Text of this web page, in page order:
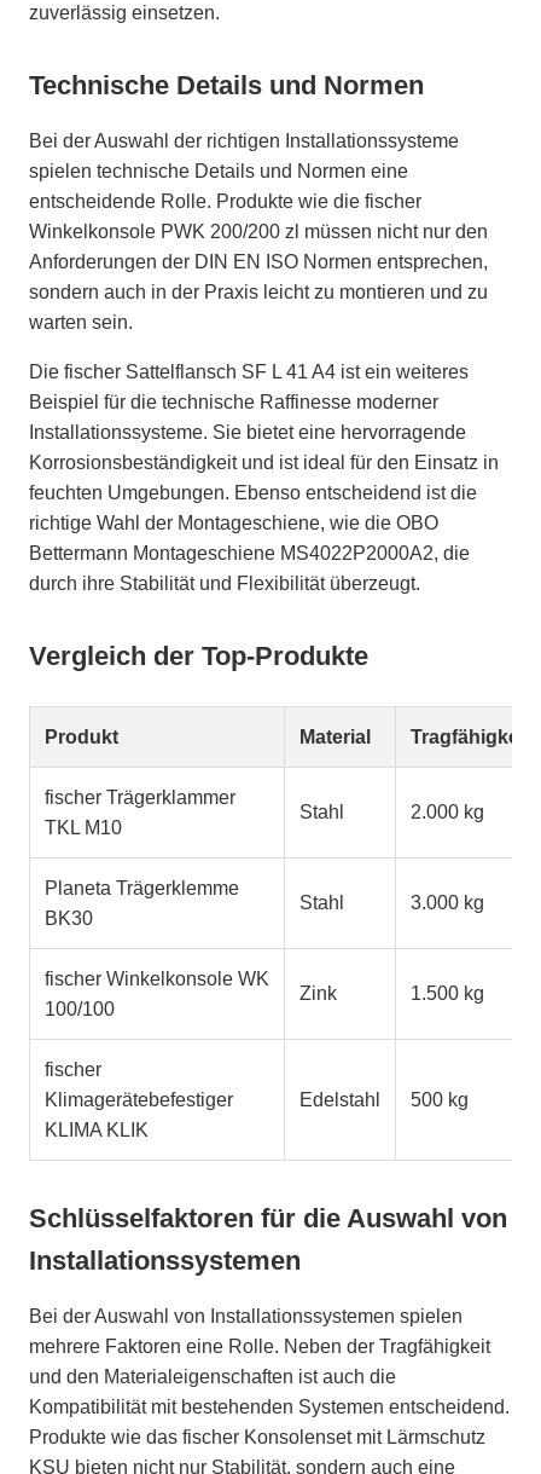
zuverlässig einsetzen.
Technische Details und Normen
Bei der Auswahl der richtigen Installationssysteme
spielen technische Details und Normen eine
entscheidende Rolle. Produkte wie die fischer
Winkelkonsole PWK 200/200 zl müssen nicht nur den
Anforderungen der DIN EN ISO Normen entsprechen,
sondern auch in der Praxis leicht zu montieren und zu
warten sein.
Die fischer Sattelflansch SF L 41 A4 ist ein weiteres
Beispiel für die technische Raffinesse moderner
Installationssysteme. Sie bietet eine hervorragende
Korrosionsbeständigkeit und ist ideal für den Einsatz in
feuchten Umgebungen. Ebenso entscheidend ist die
richtige Wahl der Montageschiene, wie die OBO
Bettermann Montageschiene MS4022P2000A2, die
durch ihre Stabilität und Flexibilität überzeugt.
Vergleich der Top-Produkte
Produkt Material Tragfähigkeit
fischer Trägerklammer
TKL M10
Stahl 2.000 kg
Planeta Trägerklemme
BK30
Stahl 3.000 kg
fischer Winkelkonsole WK
100/100
Zink 1.500 kg
fischer
Klimagerätebefestiger
KLIMA KLIK
Edelstahl 500 kg
Schlüsselfaktoren für die Auswahl von
Installationssystemen
Bei der Auswahl von Installationssystemen spielen
mehrere Faktoren eine Rolle. Neben der Tragfähigkeit
und den Materialeigenschaften ist auch die
Kompatibilität mit bestehenden Systemen entscheidend.
Produkte wie das fischer Konsolenset mit Lärmschutz
KSU bieten nicht nur Stabilität, sondern auch eine